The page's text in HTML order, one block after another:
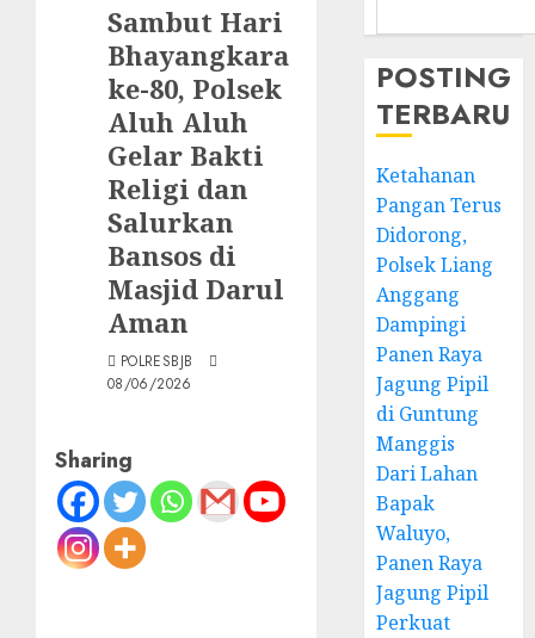
Sambut Hari
Bhayangkara
ke-80, Polsek
Aluh Aluh
Gelar Bakti
Religi dan
Salurkan
Bansos di
Masjid Darul
Aman
POLRESBJB
08/06/2026
Sharing
POSTING
TERBARU
Ketahanan
Pangan Terus
Didorong,
Polsek Liang
Anggang
Dampingi
Panen Raya
Jagung Pipil
di Guntung
Manggis
Dari Lahan
Bapak
Waluyo,
Panen Raya
Jagung Pipil
Perkuat